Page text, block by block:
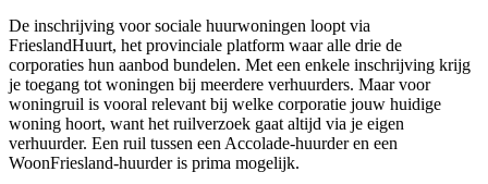
De inschrijving voor sociale huurwoningen loopt via
FrieslandHuurt, het provinciale platform waar alle drie de
corporaties hun aanbod bundelen. Met een enkele inschrijving krijg
je toegang tot woningen bij meerdere verhuurders. Maar voor
woningruil is vooral relevant bij welke corporatie jouw huidige
woning hoort, want het ruilverzoek gaat altijd via je eigen
verhuurder. Een ruil tussen een Accolade-huurder en een
WoonFriesland-huurder is prima mogelijk.